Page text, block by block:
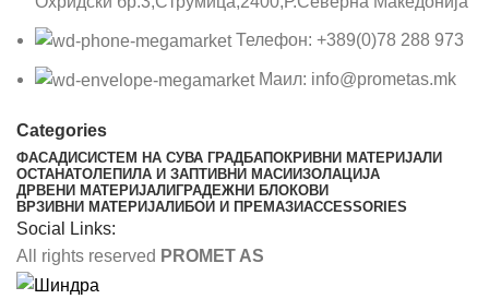
Телефон: +389(0)78 288 973
Маил: info@prometas.mk
Categories
ФАСАДИСИСТЕМ НА СУВА ГРАДБАПОКРИВНИ МАТЕРИЈАЛИ
ОСТАНАТОЛЕПИЛА И ЗАПТИВНИ МАСИ ИЗОЛАЦИЈА
ДРВЕНИ МАТЕРИЈАЛИ ГРАДЕЖНИ БЛОКОВИ
ВРЗИВНИ МАТЕРИЈАЛИ БОИ И ПРЕМАЗИACCESSORIES
Social Links:
All rights reserved PROMET AS